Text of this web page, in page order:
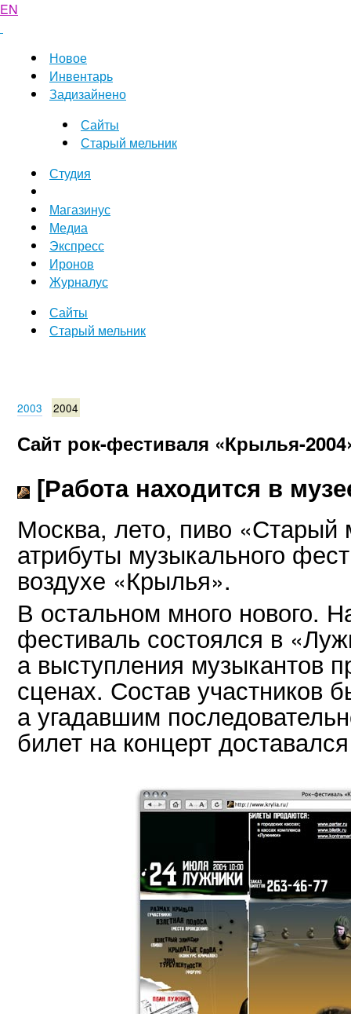
EN
Новое
Инвентарь
Задизайнено
Сайты
Старый мельник
Студия
Магазинус
Медиа
Экспресс
Иронов
Журналус
Сайты
Старый мельник
2003 2004
Сайт рок-фестиваля «Крылья-
[Работа находится в
Москва, лето, пиво
атрибуты музыкального
воздухе «Крылья».
В остальном много нового.
фестиваль состоялся в
а выступления музыкантов
сценах. Состав участников
а угадавшим
билет на концерт